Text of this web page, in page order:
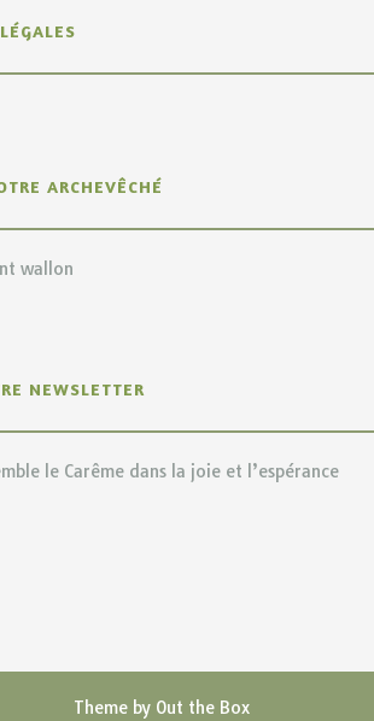
ARCHEVÊCHÉ
wallon
NEWSLETTER
le Carême dans la joie et l’espérance
Theme by Out the Box